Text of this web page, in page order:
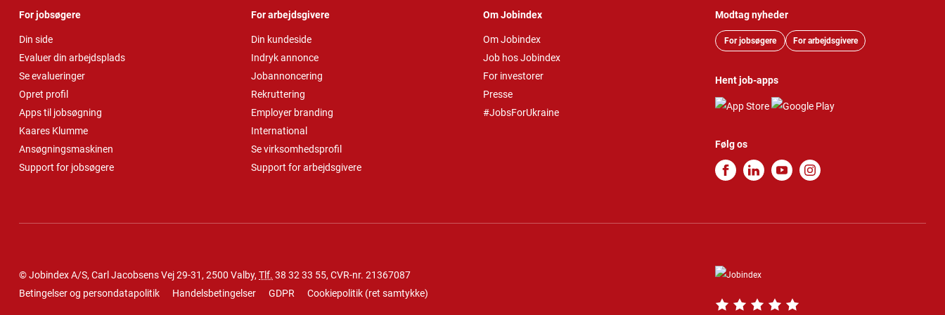
For jobsøgere
Din side
Evaluer din arbejdsplads
Se evalueringer
Opret profil
Apps til jobsøgning
Kaares Klumme
Ansøgningsmaskinen
Support for jobsøgere
For arbejdsgivere
Din kundeside
Indryk annonce
Jobannoncering
Rekruttering
Employer branding
International
Se virksomhedsprofil
Support for arbejdsgivere
Om Jobindex
Om Jobindex
Job hos Jobindex
For investorer
Presse
#JobsForUkraine
Modtag nyheder
For jobsøgere For arbejdsgivere
Hent job-apps
Følg os
© Jobindex A/S, Carl Jacobsens Vej 29-31, 2500 Valby, Tlf. 38 32 33 55, CVR-nr. 21367087
Betingelser og persondatapolitik
Handelsbetingelser GDPR Cookiepolitik (ret samtykke)